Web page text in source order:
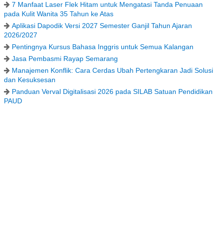
7 Manfaat Laser Flek Hitam untuk Mengatasi Tanda Penuaan
pada Kulit Wanita 35 Tahun ke Atas
Aplikasi Dapodik Versi 2027 Semester Ganjil Tahun Ajaran
2026/2027
Pentingnya Kursus Bahasa Inggris untuk Semua Kalangan
Jasa Pembasmi Rayap Semarang
Manajemen Konflik: Cara Cerdas Ubah Pertengkaran Jadi Solusi
dan Kesuksesan
Panduan Verval Digitalisasi 2026 pada SILAB Satuan Pendidikan
PAUD